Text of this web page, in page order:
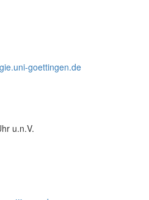
goettingen.de
u.n.V.